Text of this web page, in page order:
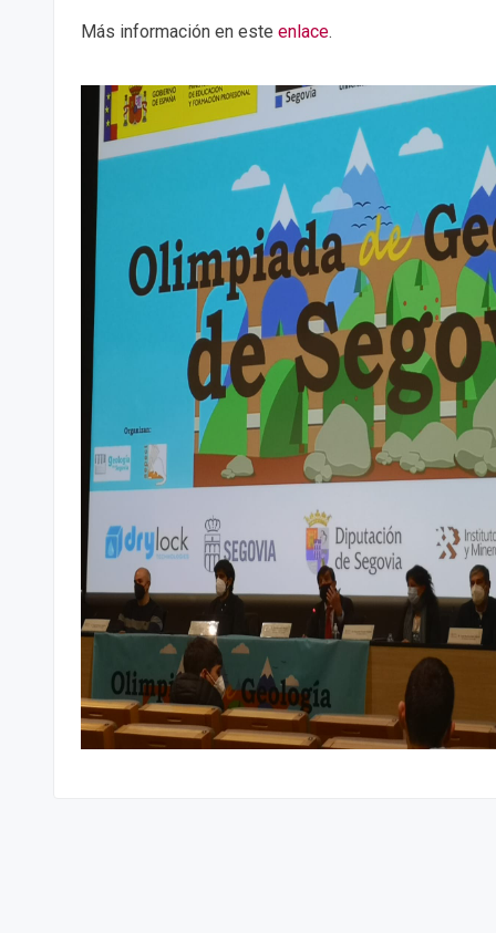
Más información en este enlace.